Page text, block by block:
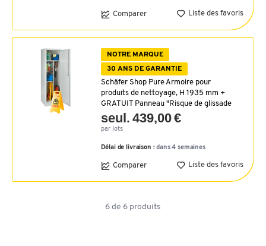
Comparer Liste des favoris
NOTRE MARQUE
30 ANS DE GARANTIE
Schäfer Shop Pure Armoire pour
produits de nettoyage, H 1935 mm +
GRATUIT Panneau "Risque de glissade
seul. 439,00 €
par lots
Délai de livraison :dans 4 semaines
Comparer Liste des favoris
6 de 6 produits